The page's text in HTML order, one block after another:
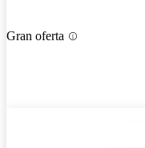
Gran oferta